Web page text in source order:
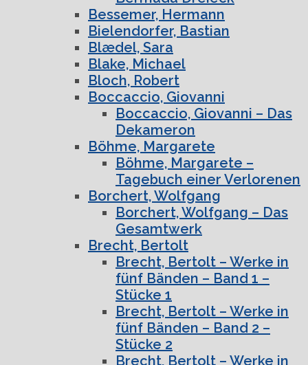
Bessemer, Hermann
Bielendorfer, Bastian
Blædel, Sara
Blake, Michael
Bloch, Robert
Boccaccio, Giovanni
Boccaccio, Giovanni – Das
Dekameron
Böhme, Margarete
Böhme, Margarete –
Tagebuch einer Verlorenen
Borchert, Wolfgang
Borchert, Wolfgang – Das
Gesamtwerk
Brecht, Bertolt
Brecht, Bertolt – Werke in
fünf Bänden – Band 1 –
Stücke 1
Brecht, Bertolt – Werke in
fünf Bänden – Band 2 –
Stücke 2
Brecht, Bertolt – Werke in